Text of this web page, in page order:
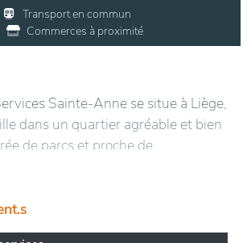
Transport en commun
Commerces à proximité
Sainte-Anne se situe à Liège,
dans un quartier agréable et bien
de parcs et proche de
comme les commerces,
et pratique pour les résidents.